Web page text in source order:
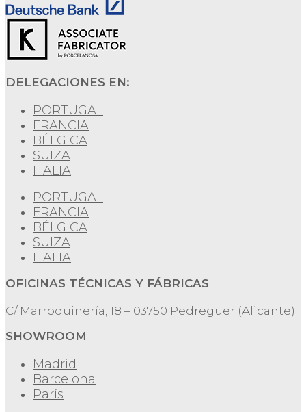
DELEGACIONES EN:
PORTUGAL
FRANCIA
BÉLGICA
SUIZA
ITALIA
PORTUGAL
FRANCIA
BÉLGICA
SUIZA
ITALIA
OFICINAS TÉCNICAS Y FÁBRICAS
C/ Marroquinería, 18 – 03750 Pedreguer (Alicante)
SHOWROOM
Madrid
Barcelona
París